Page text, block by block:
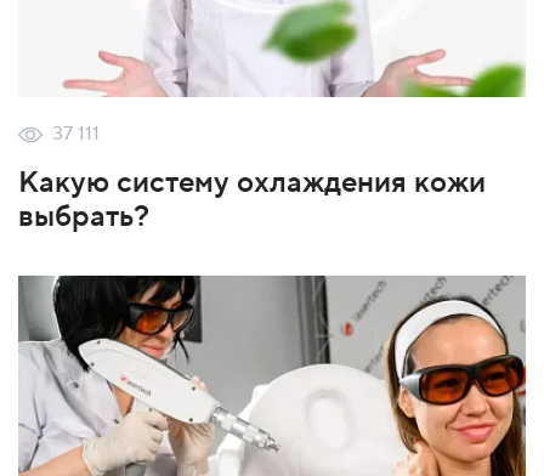
37 111
Какую систему охлаждения кожи
выбрать?